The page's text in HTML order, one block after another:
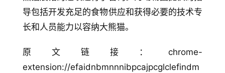
导包括开发充足的食物供应和获得必要的技术专
长和人员能力以容纳大熊猫。
原文链接：chrome-
extension://efaidnbmnnnibpcajpcglclefindm